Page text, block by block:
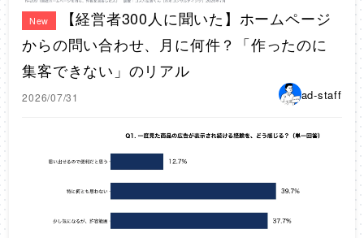
New
【経営者300人に聞いた】ホームページ
からの問い合わせ、月に何件？「作ったのに
集客できない」のリアル
2026/07/31 ad-staff